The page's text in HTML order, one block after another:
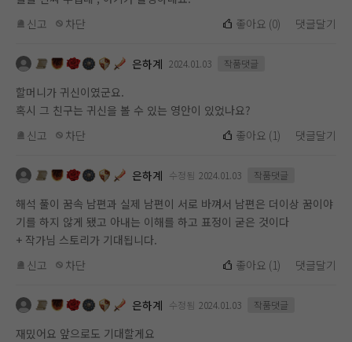
신고
차단 좋아요 (0) 댓글달기
은하계 2024.01.03 작품댓글
할머니가 귀신이였군요.
혹시 그 친구는 귀신을 볼 수 있는 영안이 있었나요?
신고
차단 좋아요 (1) 댓글달기
은하계 수정됨 2024.01.03 작품댓글
해석 풀이 꿈속 남편과 실제 남편이 서로 바껴서 남편은 더이상 꿈이야
기를 하지 않게 됐고 아내는 이해를 하고 표정이 굳은 것이다
+ 작가님 스토리가 기대됩니다.
신고
차단 좋아요 (1) 댓글달기
은하계 수정됨 2024.01.03 작품댓글
재밌어요 앞으로도 기대할게요